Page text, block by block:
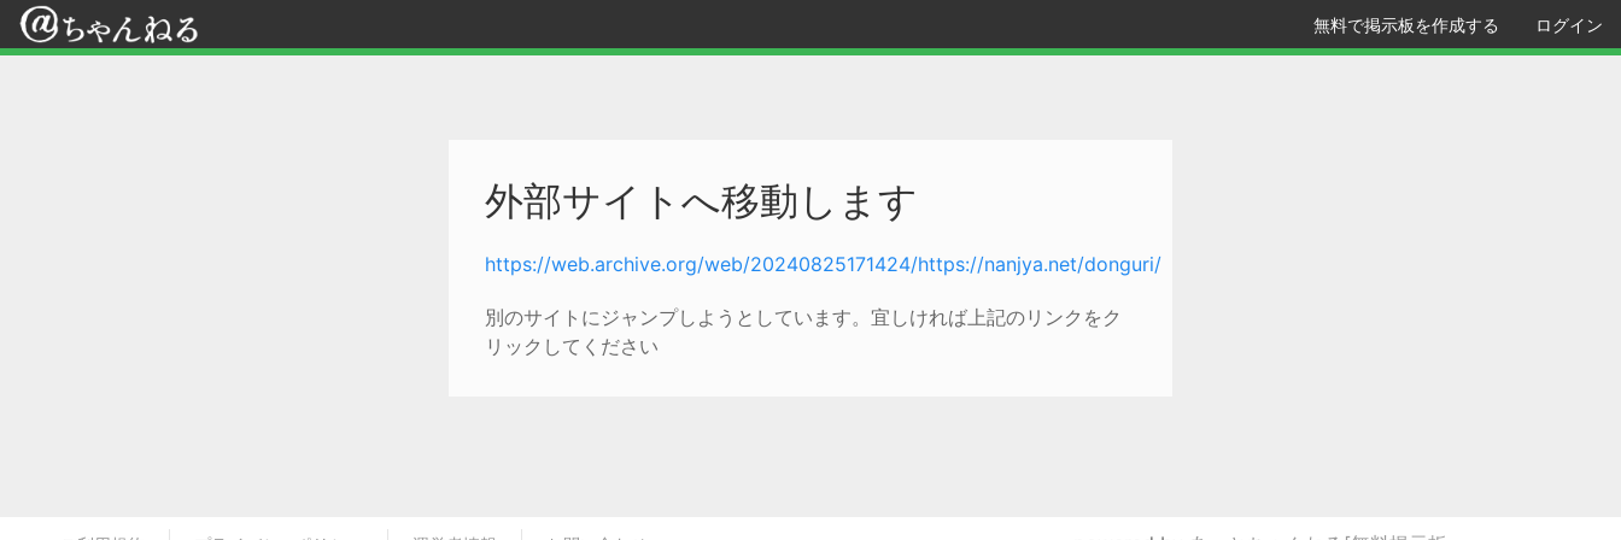
無料で掲示板を作成する ログイン
外部サイトへ移動します
https://web.archive.org/web/20240825171424/https://nanjya.net/donguri/
別のサイトにジャンプしようとしています。宜しければ上記のリンクをク
リックしてください